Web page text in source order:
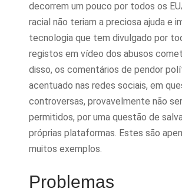
decorrem um pouco por todos os
racial não teriam a preciosa ajuda e
tecnologia que tem divulgado por
registos em vídeo dos abusos
disso, os comentários de pendor
acentuado nas redes sociais, em
controversas, provavelmente não
permitidos, por uma questão de
próprias plataformas. Estes são
muitos exemplos.
Problemas